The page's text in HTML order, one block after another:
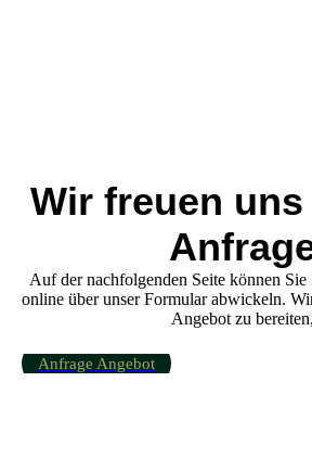
Wir freuen
Auf der nachfolgenden Seite können
online über unser Formular abwickeln.
Angebot zu bereiten,
Anfrage Angebot